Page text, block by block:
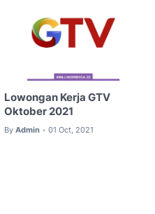
Lowongan Kerja GTV
Oktober 2021
By Admin • 01 Oct, 2021